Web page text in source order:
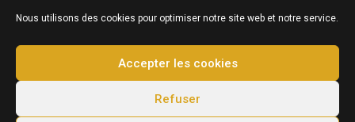
Nous utilisons des cookies pour optimiser notre site web et notre service.
Accepter les cookies
Refuser
Le Caveau Bugiste © 1967 - 2026
326 Rue de la vigne du bois 01350 VONGNES
Conception & hébergement : Agence Web Adventury
consommer avec modération.